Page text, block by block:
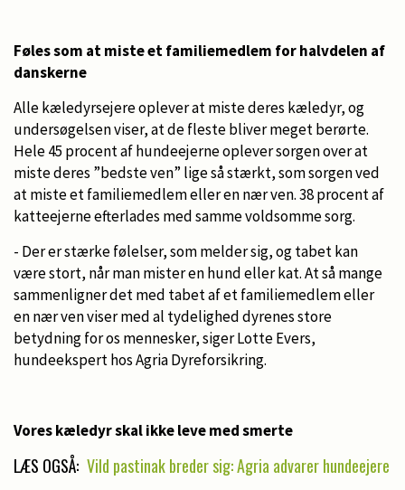
Føles som at miste et familiemedlem for halvdelen af
danskerne
Alle kæledyrsejere oplever at miste deres kæledyr, og
undersøgelsen viser, at de fleste bliver meget berørte.
Hele 45 procent af hundeejerne oplever sorgen over at
miste deres ”bedste ven” lige så stærkt, som sorgen ved
at miste et familiemedlem eller en nær ven. 38 procent af
katteejerne efterlades med samme voldsomme sorg.
- Der er stærke følelser, som melder sig, og tabet kan
være stort, når man mister en hund eller kat. At så mange
sammenligner det med tabet af et familiemedlem eller
en nær ven viser med al tydelighed dyrenes store
betydning for os mennesker, siger Lotte Evers,
hundeekspert hos Agria Dyreforsikring.
Vores kæledyr skal ikke leve med smerte
LÆS OGSÅ: Vild pastinak breder sig: Agria advarer hundeejere